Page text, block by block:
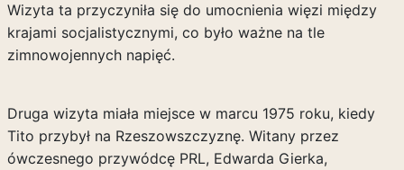
Wizyta ta przyczyniła się do umocnienia więzi między
krajami socjalistycznymi, co było ważne na tle
zimnowojennych napięć.
Druga wizyta miała miejsce w marcu 1975 roku, kiedy
Tito przybył na Rzeszowszczyznę. Witany przez
ówczesnego przywódcę PRL, Edwarda Gierka,